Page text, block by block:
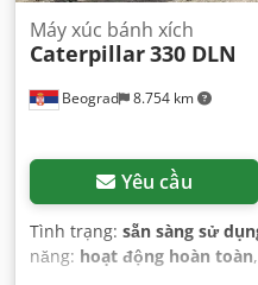
Beograd 8.754 km
Máy xúc bánh xích
Caterpillar330 DLN
Yêu cầu
Tình trạng: sẵn sàng sử
năng: hoạt động hoàn toàn